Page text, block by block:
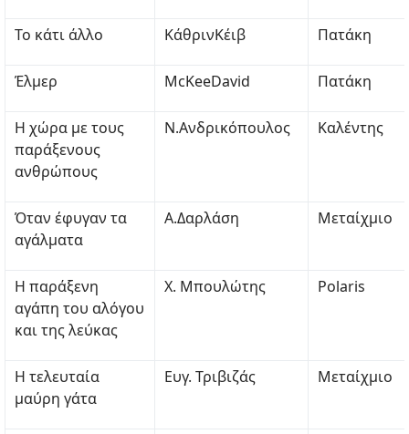
Το κάτι άλλο ΚάθρινΚέιβ Πατάκη
Έλμερ McKeeDavid Πατάκη
Η χώρα με τους
παράξενους
ανθρώπους
Ν.Ανδρικόπουλος Καλέντης
Όταν έφυγαν τα
αγάλματα
Α.Δαρλάση Μεταίχμιο
Η παράξενη
αγάπη του αλόγου
και της λεύκας
Χ. Μπουλώτης Polaris
Η τελευταία
μαύρη γάτα
Ευγ. Τριβιζάς Μεταίχμιο